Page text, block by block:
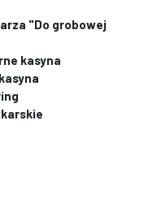
"Do grobowej
kasyna